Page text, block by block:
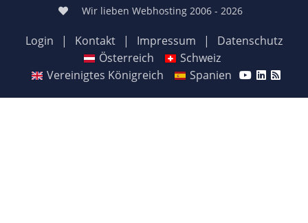
Wir lieben Webhosting 2006 - 2026
Login | Kontakt | Impressum |
Datenschutz
Österreich
Schweiz
Vereinigtes Königreich
Spanien